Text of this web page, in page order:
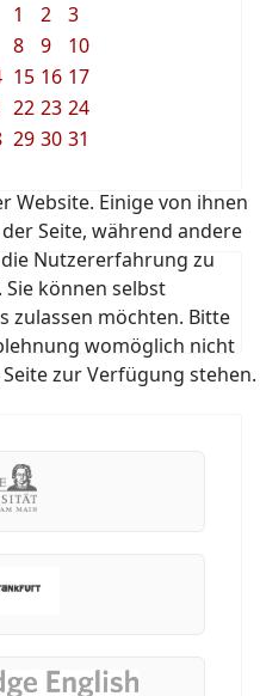
1
2
3
8 9
10
15 16 17
22 23 24
29 30 31
Website. Einige von ihnen
Seite, während andere
Nutzererfahrung zu
Sie können selbst
zulassen möchten. Bitte
womöglich nicht
zur Verfügung stehen.